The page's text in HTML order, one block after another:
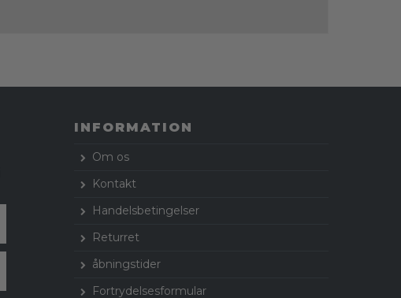
INFORMATION
Om os
Kontakt
Handelsbetingelser
Returret
åbningstider
Fortrydelsesformular